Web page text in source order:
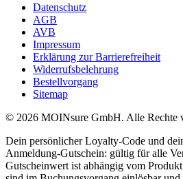
Datenschutz
AGB
AVB
Impressum
Erklärung zur Barrierefreiheit
Widerrufsbelehrung
Bestellvorgang
Sitemap
© 2026 MOINsure GmbH. Alle Rechte
Dein persönlicher Loyalty-Code und
Anmeldung-Gutschein: gültig für alle
Gutscheinwert ist abhängig vom